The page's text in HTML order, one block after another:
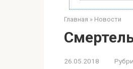
Главная » Новости
26.05.2018